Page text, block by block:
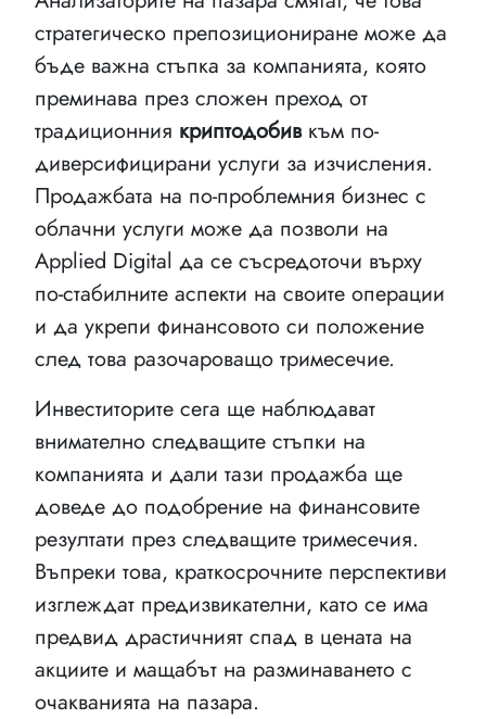
стратегическо препозициониране може да
бъде важна стъпка за компанията, която
преминава през сложен преход от
традиционния криптодобивкъм по-
диверсифицирани услуги за изчисления.
Продажбата на по-проблемния бизнес с
облачни услуги може да позволи на
Applied Digital да се съсредоточи върху
по-стабилните аспекти на своите операции
и да укрепи финансовото си положение
след това разочароващо тримесечие.
Инвеститорите сега ще наблюдават
внимателно следващите стъпки на
компанията и дали тази продажба ще
доведе до подобрение на финансовите
резултати през следващите тримесечия.
Въпреки това, краткосрочните перспективи
изглеждат предизвикателни, като се има
предвид драстичният спад в цената на
акциите и мащабът на разминаването с
очакванията на пазара.